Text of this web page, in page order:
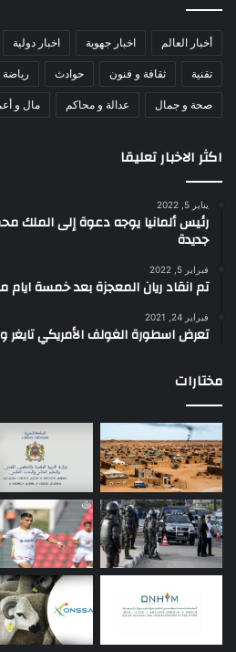
أخبار العالم اخبار جهوية اخبار دولية
تقنية ثقافة و فنون حوادث رياضة
صحة و جمال عدالة و محاكم مال و
اكثر الاخبار تعليقا
يناير 5, 2022
رئيس ألمانيا يوجه دعوة إلى الملك
جديدة
فبراير 5, 2022
تم انقاد ريان المعجزة بعد خمسة
فبراير 24, 2021
تعرض اسطورة الغولف الأمريكي تايغر
مختارات